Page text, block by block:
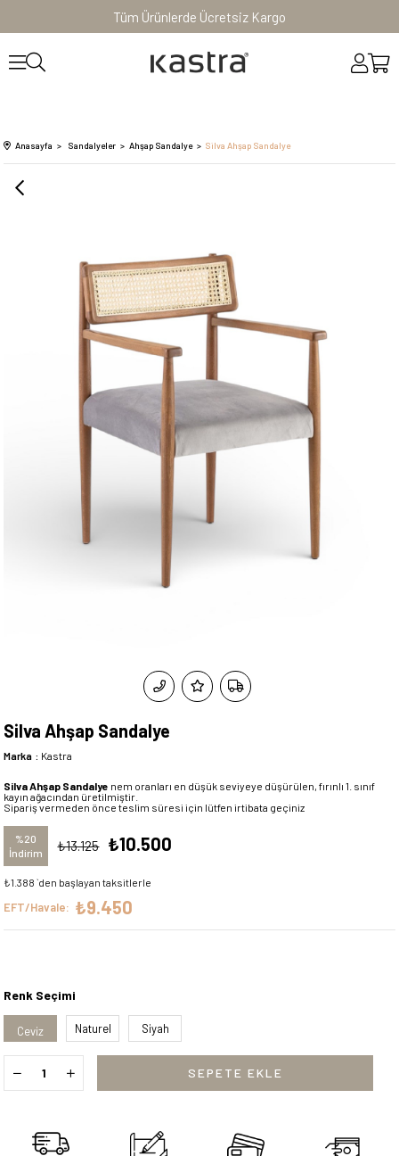
Tüm Ürünlerde Ücretsiz Kargo
Anasayfa Sandalyeler Ahşap Sandalye Silva Ahşap Sandalye
Silva Ahşap Sandalye
Marka : Kastra
Silva Ahşap Sandalye nem oranları en düşük seviyeye düşürülen, fırınlı 1. sınıf
kayın ağacından üretilmiştir.
Sipariş vermeden önce teslim süresi için lütfen irtibata geçiniz
%20
İndirim
₺13.125 ₺10.500
₺1.388 `den başlayan taksitlerle
EFT/Havale: ₺9.450
Renk Seçimi
Ceviz Naturel Siyah